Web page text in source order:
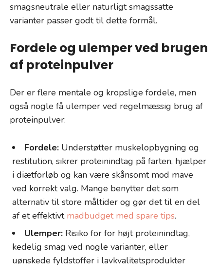
smagsneutrale eller naturligt smagssatte
varianter passer godt til dette formål.
Fordele og ulemper ved brugen
af proteinpulver
Der er flere mentale og kropslige fordele, men
også nogle få ulemper ved regelmæssig brug af
proteinpulver:
Fordele: Understøtter muskelopbygning og
restitution, sikrer proteinindtag på farten, hjælper
i diætforløb og kan være skånsomt mod mave
ved korrekt valg. Mange benytter det som
alternativ til store måltider og gør det til en del
af et effektivt madbudget med spare tips.
Ulemper: Risiko for for højt proteinindtag,
kedelig smag ved nogle varianter, eller
uønskede fyldstoffer i lavkvalitetsprodukter